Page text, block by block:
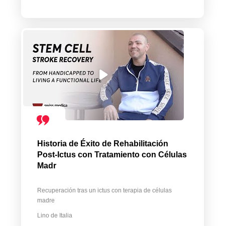
Historia de Éxito de Rehabilitación
Post-Ictus con Tratamiento con Células
Madr
Recuperación tras un ictus con terapia de células
madre
Lino de Italia